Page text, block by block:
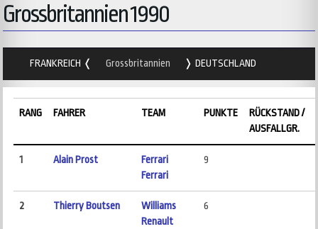
Grossbritannien 1990
FRANKREICH Grossbritannien DEUTSCHLAND
RANG FAHRER TEAM PUNKTE
RÜCKSTAND /
AUSFALLGR.
1 Alain Prost
Ferrari
Ferrari
9
2 Thierry Boutsen
Williams
Renault
6